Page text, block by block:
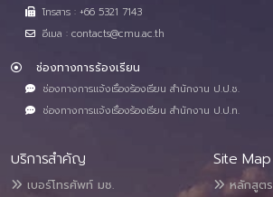
โทรสาร : +66 5321 7143
อีเมล : contacts@cmu.ac.th
ช่องทางการร้องเรียน
ช่องทางการแจ้งเรื่องร้องเรียน สำนักงาน ป.ป.ช.
ช่องทางการแจ้งเรื่องร้องเรียน สำนักงาน ป.ป.ท.
บริการสำคัญ
เบอร์โทรศัพท์ มช.
Site Map
หลักสูตร